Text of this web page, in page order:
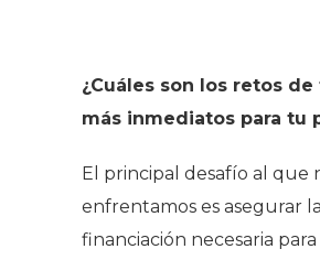
¿Cuáles son los retos
más inmediatos para tu
El principal desafío al que
enfrentamos es asegurar la
financiación necesaria